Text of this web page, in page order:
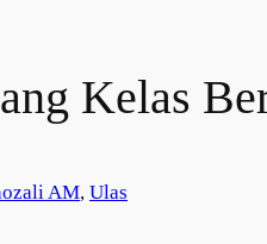
Kelas
AM, Ulas